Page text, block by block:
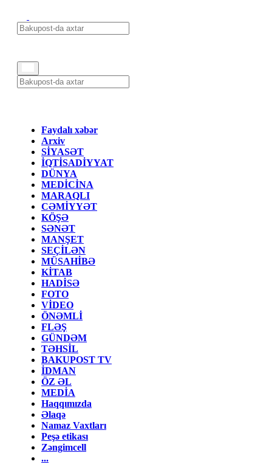
Faydalı xəbər
Arxiv
SİYASƏT
İQTİSADİYYAT
DÜNYA
MEDİCİNA
MARAQLI
CƏMİYYƏT
KÖŞƏ
SƏNƏT
MANŞET
SEÇİLƏN
MÜSAHİBƏ
KİTAB
HADİSƏ
FOTO
VİDEO
ÖNƏMLİ
FLƏŞ
GÜNDƏM
TƏHSİL
BAKUPOST TV
İDMAN
ÖZ ƏL
MEDİA
Haqqımızda
Əlaqə
Namaz Vaxtları
Peşə etikası
Zəngimcell
...